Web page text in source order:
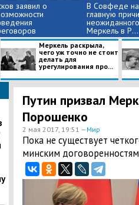
заявил о В Совфеде
главную
Меркель в Р...
Меркель раскрыла,
чего уж точно не стоит
делать для
урегулирования про...
Путин призвал
Порошенко
2 мая 2017, 19:51 —Мир
Пока не существует
минским